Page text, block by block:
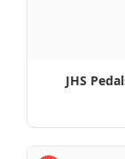
JHS